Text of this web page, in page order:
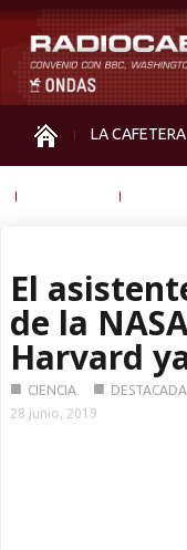
LA CAFETERA
El
de la
Harvard
■ CIENCIA ■ DESTACADA
28 junio, 2019